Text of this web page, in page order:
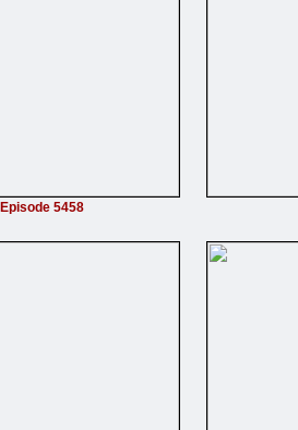
Episode 5458